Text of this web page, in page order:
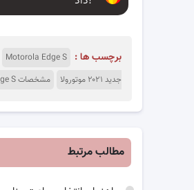
برچسب ها : Motorola Edge S
جدید ۲۰۲۱ موتورولا
مشخصات Motorola Edge S
مطالب مرتبط